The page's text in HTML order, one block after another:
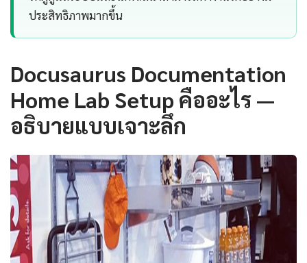
ประสิทธิภาพมากขึ้น
Docusaurus Documentation
Home Lab Setup คืออะไร —
อธิบายแบบเจาะลึก